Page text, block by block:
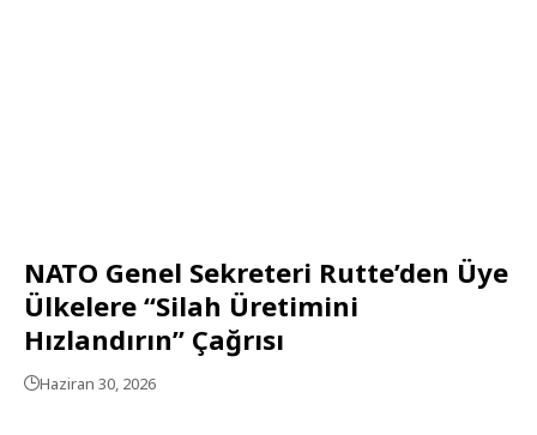
NATO Genel Sekreteri Rutte’den Üye
Ülkelere “Silah Üretimini
Hızlandırın” Çağrısı
Haziran 30, 2026